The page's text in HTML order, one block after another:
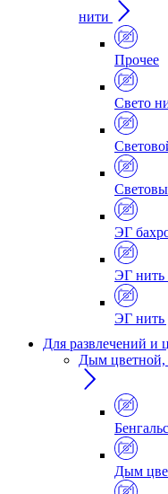
нити
Прочее
Свето
ЭГ
ЭГ нить
ЭГ нить
Для развлечений и
Дым цветной,
Дым